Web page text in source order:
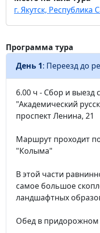
г. Якутск, Республика
Программа тура
День 1: Переезд до
6.00 ч - Сбор и выезд
"Академический
проспект Ленина, 21
Маршрут проходит
"Колыма"
В этой части
самое большое
ландшафтных
Обед в придорожном